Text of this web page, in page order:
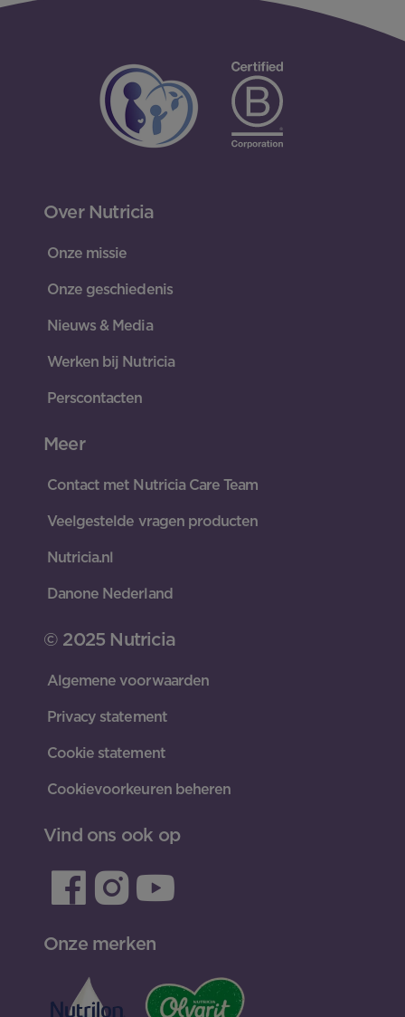
Over Nutricia
Onze missie
Onze geschiedenis
Nieuws & Media
Werken bij Nutricia
Perscontacten
Meer
Contact met Nutricia Care Team
Veelgestelde vragen producten
Nutricia.nl
Danone Nederland
© 2025 Nutricia
Algemene voorwaarden
Privacy statement
Cookie statement
Cookievoorkeuren beheren
Vind ons ook op
Onze merken